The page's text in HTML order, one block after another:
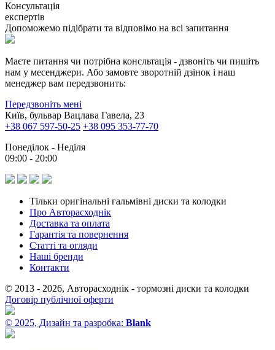
Консультація
експертів
Допоможемо підібрати та відповімо на всі запитання
Маєте питання чи потрібна консльтація - дзвоніть чи пишіть
нам у месенджери. Або замовте зворотній дзінок і наш
менеджер вам передзвонить:
Передзвоніть мені
Київ, бульвар Вацлава Гавела, 23
+38 067 597-50-25 +38 095 353-77-70
Понеділок - Неділя
09:00 - 20:00
Тільки оригінальні гальмівні диски та колодки
Про Авторасходнік
Доставка та оплата
Гарантія та повернення
Статті та огляди
Наші бренди
Контакти
© 2013 - 2026, Авторасходнік - тормозні диски та колодки
Договір публічної оферти
© 2025, Дизайн та разробка: Blank